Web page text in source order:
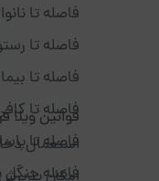
فاصله تا
فاصله تا
فاصله تا
فاصله تا
فاصله تا
فاصله جنگل یا
قوانین ویلا
استعمال